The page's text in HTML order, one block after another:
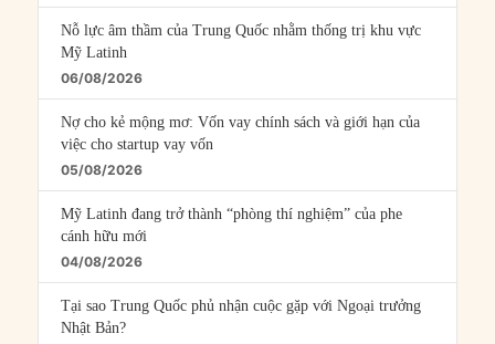
Nỗ lực âm thầm của Trung Quốc nhằm thống trị khu vực
Mỹ Latinh
06/08/2026
Nợ cho kẻ mộng mơ: Vốn vay chính sách và giới hạn của
việc cho startup vay vốn
05/08/2026
Mỹ Latinh đang trở thành “phòng thí nghiệm” của phe
cánh hữu mới
04/08/2026
Tại sao Trung Quốc phủ nhận cuộc gặp với Ngoại trưởng
Nhật Bản?